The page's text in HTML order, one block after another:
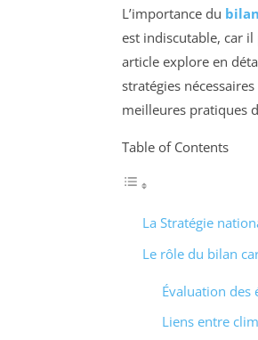
L’importance du
est indiscutable, car
article explore en
stratégies
meilleures pratiques
Table of Contents
La Stratégie
Le rôle du bilan
Évaluation des
Liens entre